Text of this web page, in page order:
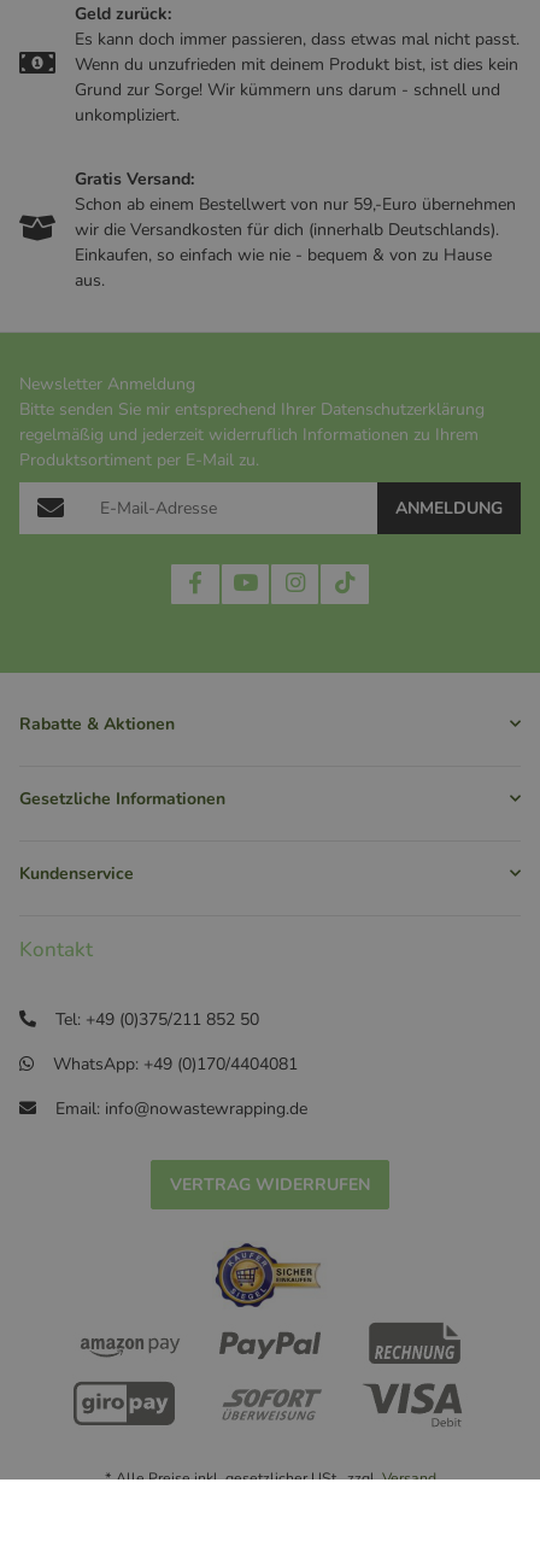
Geld zurück:
Es kann doch immer passieren, dass etwas mal nicht passt.
Wenn du unzufrieden mit deinem Produkt bist, ist dies kein
Grund zur Sorge! Wir kümmern uns darum - schnell und
unkompliziert.
Gratis Versand:
Schon ab einem Bestellwert von nur 59,-Euro übernehmen
wir die Versandkosten für dich (innerhalb Deutschlands).
Einkaufen, so einfach wie nie - bequem & von zu Hause
aus.
Newsletter Anmeldung
Bitte senden Sie mir entsprechend Ihrer Datenschutzerklärung
regelmäßig und jederzeit widerruflich Informationen zu Ihrem
Produktsortiment per E-Mail zu.
ANMELDUNG
Rabatte & Aktionen
Gesetzliche Informationen
Kundenservice
Kontakt
Tel: +49 (0)375/211 852 50
WhatsApp: +49 (0)170/4404081
Email: info@nowastewrapping.de
VERTRAG WIDERRUFEN
* Alle Preise inkl. gesetzlicher USt., zzgl.Versand